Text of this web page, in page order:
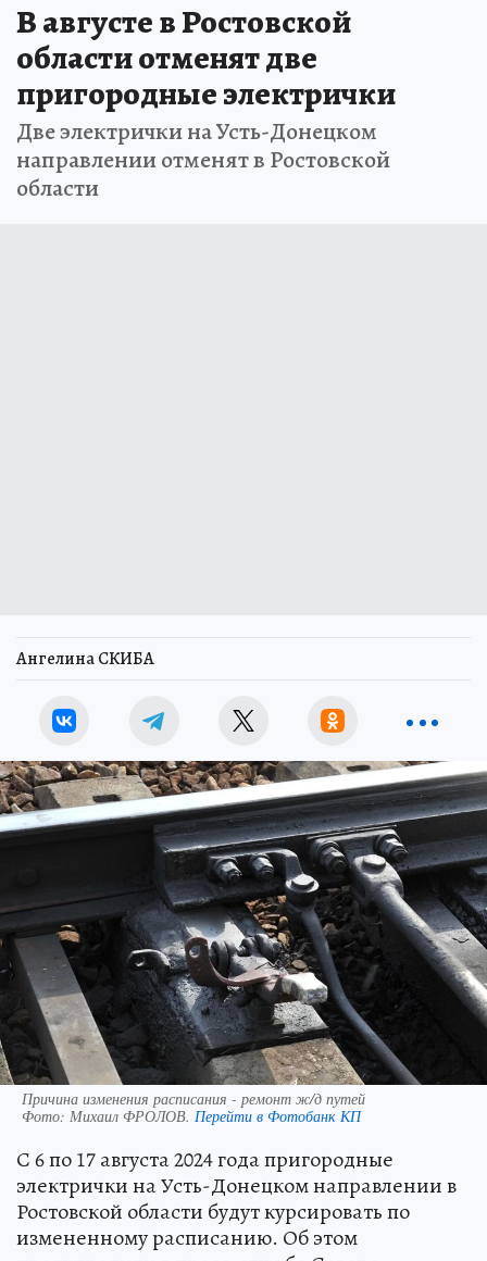
В августе в Ростовской
области отменят две
пригородные электрички
Две электрички на Усть-Донецком
направлении отменят в Ростовской
области
Ангелина СКИБА
Причина изменения расписания - ремонт ж/д путей
Фото: Михаил ФРОЛОВ. Перейти в Фотобанк КП
С 6 по 17 августа 2024 года пригородные
электрички на Усть-Донецком направлении в
Ростовской области будут курсировать по
измененному расписанию. Об этом